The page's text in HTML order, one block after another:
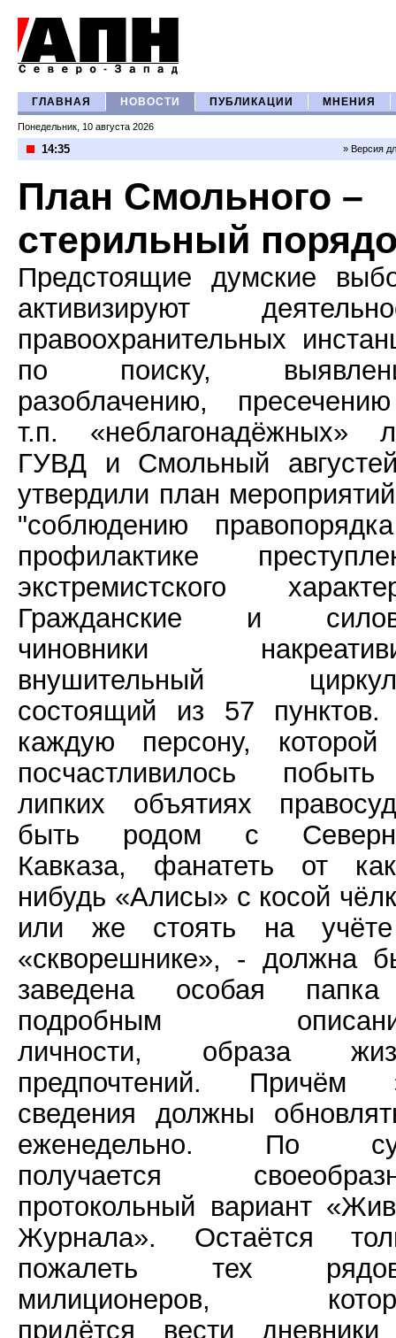
ГЛАВНАЯ НОВОСТИ ПУБЛИКАЦИИ МНЕНИЯ
Понедельник, 10 августа 2026
14:35 » Версия
План Смольного –
стерильный
Предстоящие думские
активизируют
правоохранительных
по поиску,
разоблачению,
т.п. «неблагонадёжных»
ГУВД и Смольный
утвердили план
"соблюдению
профилактике
экстремистского
Гражданские и
чиновники
внушительный
состоящий из 57
каждую персону,
посчастливилось
липких объятиях
быть родом с
Кавказа, фанатеть от
нибудь «Алисы» с косой
или же стоять на
«скворешнике», - должна
заведена особая
подробным
личности, образа
предпочтений. Причём
сведения должны
еженедельно. По
получается
протокольный вариант
Журнала». Остаётся
пожалеть тех
милиционеров,
придётся вести